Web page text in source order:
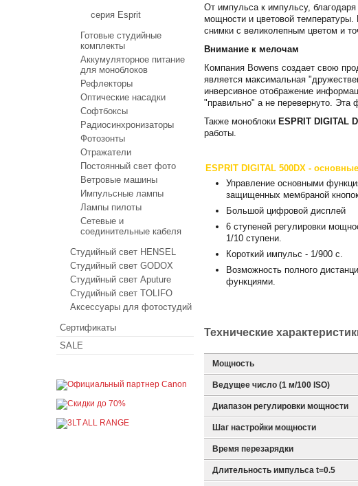
От импульса к импульсу,
мощности и цветовой температуры.
снимки с великолепным цветом и
Внимание к мелочам
Компания Bowens создает свою
является максимальная
инверсивное отображение
"правильно" а не перевернуто. Эта
Также моноблоки ESPRIT DIGITAL
работы.
ESPRIT DIGITAL 500DX -
Управление основными
защищенных мембраной
Большой цифровой дисплей
6 ступеней регулировки
1/10 ступени.
Короткий импульс - 1/900 с.
Возможность полного
функциями.
Технические
Мощность
Ведущее число (1 м/100 ISO)
Диапазон регулировки мощности
Шаг настройки мощности
Время перезарядки
Длительность импульса t=0.5
серия Esprit
Готовые студийные
комплекты
Аккумуляторное питание
для моноблоков
Рефлекторы
Оптические насадки
Софтбоксы
Радиосинхронизаторы
Фотозонты
Отражатели
Постоянный свет фото
Ветровые машины
Импульсные лампы
Лампы пилоты
Сетевые и
соединительные кабеля
Студийный свет HENSEL
Студийный свет GODOX
Студийный свет Aputure
Студийный свет TOLIFO
Аксессуары для фотостудий
Сертификаты
SALE